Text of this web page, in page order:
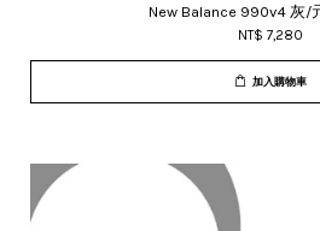
New Balance 990v4 灰/
NT$ 7,280
加入購物車